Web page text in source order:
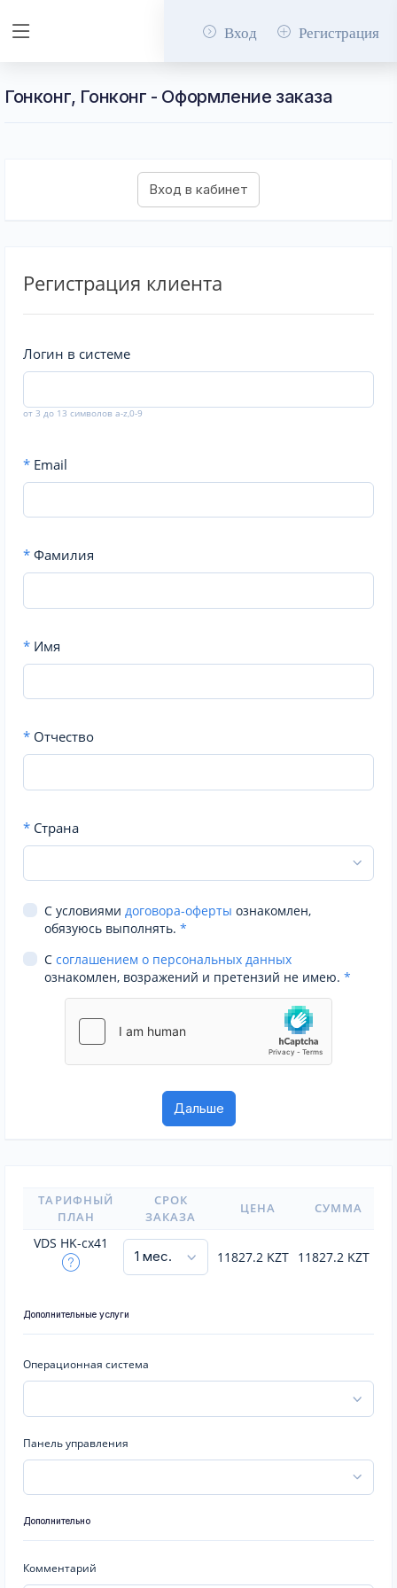
Вход Регистрация
Гонконг, Гонконг - Оформление заказа
Регистрация клиента
Логин в системе
от 3 до 13 символов a-z,0-9
* Email
* Фамилия
* Имя
* Отчество
* Страна
С условиями договора-оферты ознакомлен,
обязуюсь выполнять. *
С соглашением о персональных данных
ознакомлен, возражений и претензий не имею. *
ТАРИФНЫЙ
ПЛАН
СРОК
ЗАКАЗА
ЦЕНА СУММА
VDS HK-cx41
11827.2 KZT 11827.2 KZT
Дополнительные услуги
Операционная система
Панель управления
Дополнительно
Комментарий